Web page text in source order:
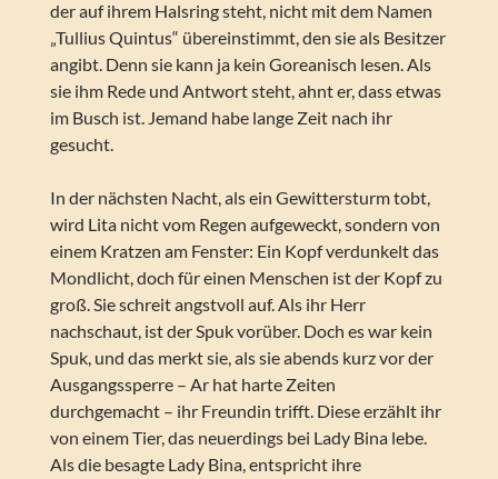
der auf ihrem Halsring steht, nicht mit dem Namen
„Tullius Quintus“ übereinstimmt, den sie als Besitzer
angibt. Denn sie kann ja kein Goreanisch lesen. Als
sie ihm Rede und Antwort steht, ahnt er, dass etwas
im Busch ist. Jemand habe lange Zeit nach ihr
gesucht.
In der nächsten Nacht, als ein Gewittersturm tobt,
wird Lita nicht vom Regen aufgeweckt, sondern von
einem Kratzen am Fenster: Ein Kopf verdunkelt das
Mondlicht, doch für einen Menschen ist der Kopf zu
groß. Sie schreit angstvoll auf. Als ihr Herr
nachschaut, ist der Spuk vorüber. Doch es war kein
Spuk, und das merkt sie, als sie abends kurz vor der
Ausgangssperre – Ar hat harte Zeiten
durchgemacht – ihr Freundin trifft. Diese erzählt ihr
von einem Tier, das neuerdings bei Lady Bina lebe.
Als die besagte Lady Bina, entspricht ihre